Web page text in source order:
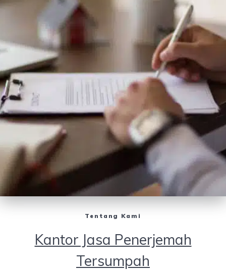
Tentang Kami
Kantor Jasa Penerjemah
Tersumpah